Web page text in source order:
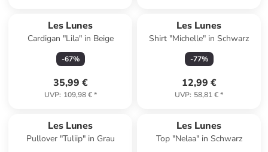
Les Lunes
Cardigan "Lila" in Beige
-67%
35,99 €
UVP: 109,98 €*
Les Lunes
Shirt "Michelle" in Schwarz
-77%
12,99 €
UVP: 58,81 €*
Les Lunes
Pullover "Tuliip" in Grau
Les Lunes
Top "Nelaa" in Schwarz